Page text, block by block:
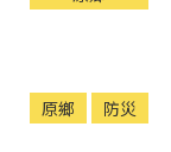
原鄉 防災